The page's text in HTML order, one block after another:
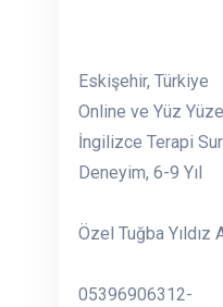
Eskişehir, Türkiye
Online ve Yüz
İngilizce Terapi
Deneyim, 6-9 Yıl
Özel Tuğba Yıldız
05396906312-